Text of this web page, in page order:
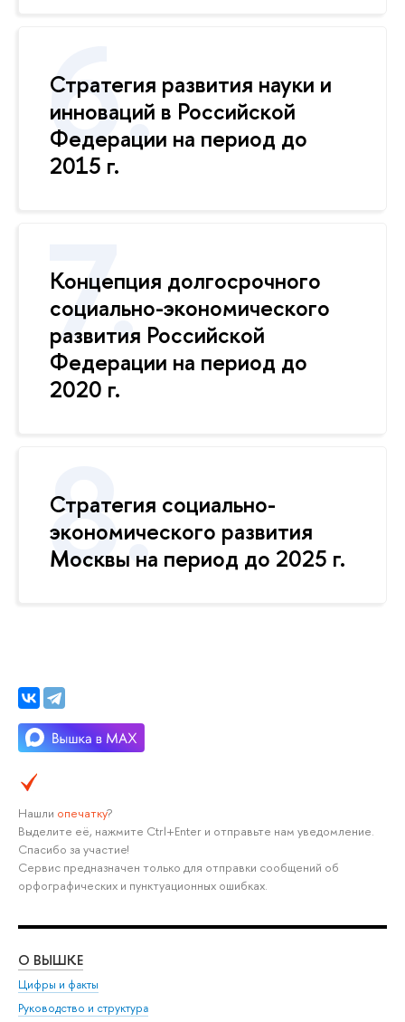
Стратегия развития науки и
инноваций в Российской
Федерации на период до
2015 г.
Концепция долгосрочного
социально-экономического
развития Российской
Федерации на период до
2020 г.
Стратегия социально-
экономического развития
Москвы на период до 2025 г.
Нашли опечатку?
Выделите её, нажмите Ctrl+Enter и отправьте нам уведомление.
Спасибо за участие!
Сервис предназначен только для отправки сообщений об
орфографических и пунктуационных ошибках.
О ВЫШКЕ
Цифры и факты
Руководство и структура